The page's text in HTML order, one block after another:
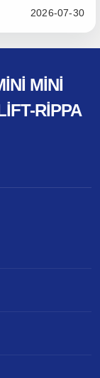
2026-07-30
MINI
RIPPA